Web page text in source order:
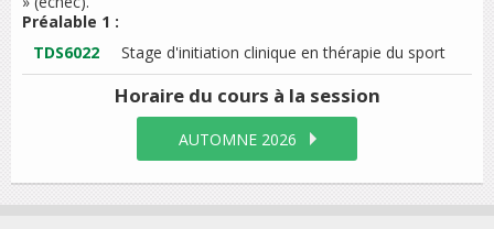
Préalable 1 :
TDS6022
Stage d'initiation clinique en thérapie du sport
Horaire du cours à la session
AUTOMNE 2026